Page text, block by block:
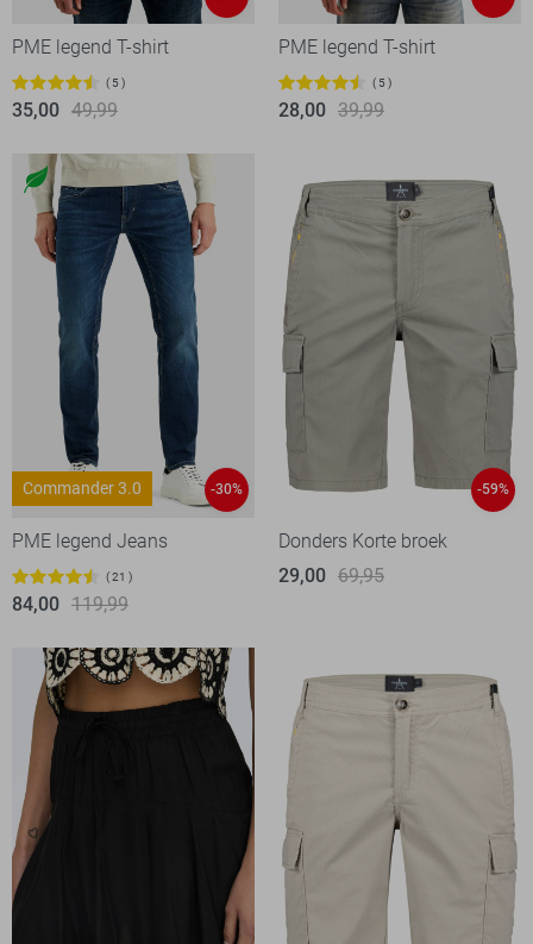
PME legend T-shirt
5
35,00 49,99
PME legend T-shirt
5
28,00 39,99
Commander 3.0 -30%
PME legend Jeans
21
84,00 119,99
-59%
Donders Korte broek
29,00 69,95